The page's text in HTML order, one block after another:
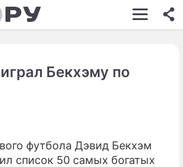
ШОУ-БИЗНЕС
КИНО
ЭКОНОМИКА
Бекхэму по
футбола Дэвид Бекхэм
список 50 самых богатых